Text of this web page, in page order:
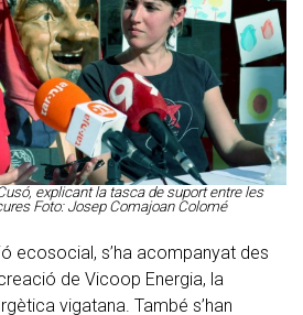
explicant la tasca de suport entre les
Foto: Josep Comajoan Colomé
ecosocial, s’ha acompanyat des
de Vicoop Energia, la
vigatana. També s’han